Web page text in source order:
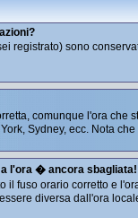
registrato) sono
comunque l'ora che
Sydney, ecc. Nota
l'ora � ancora sbagliata!
il fuso orario corretto e
diversa dall'ora